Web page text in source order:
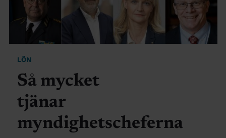
LÖN
Så mycket
tjänar
myndighetscheferna